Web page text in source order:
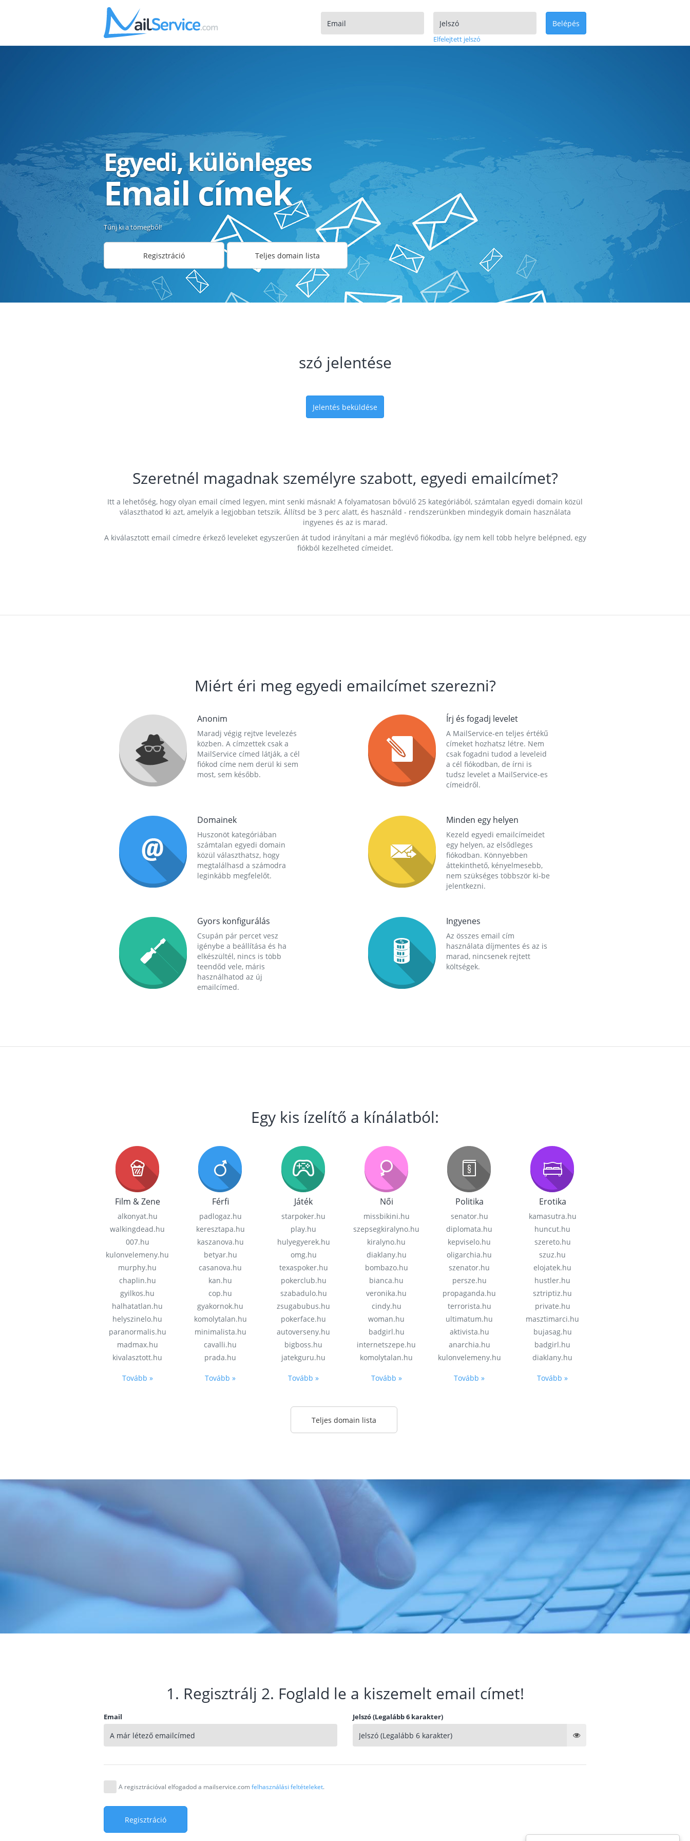
Elfelejtett jelszó
Belépés
Egyedi, különleges
Email címek
Tűnj ki a tömegből!
Regisztráció Teljes domain lista
szó jelentése
Jelentés beküldése
Szeretnél magadnak személyre szabott, egyedi emailcímet?
Itt a lehetőség, hogy olyan email címed legyen, mint senki másnak! A folyamatosan bővülő 25 kategóriából, számtalan egyedi domain közül
választhatod ki azt, amelyik a legjobban tetszik. Állítsd be 3 perc alatt, és használd - rendszerünkben mindegyik domain használata
ingyenes és az is marad.
A kiválasztott email címedre érkező leveleket egyszerűen át tudod irányítani a már meglévő fiókodba, így nem kell több helyre belépned, egy
fiókból kezelheted címeidet.
Miért éri meg egyedi emailcímet szerezni?
Anonim
Maradj végig rejtve levelezés
közben. A címzettek csak a
MailService címed látják, a cél
fiókod címe nem derül ki sem
most, sem később.
Írj és fogadj levelet
A MailService-en teljes értékű
címeket hozhatsz létre. Nem
csak fogadni tudod a leveleid
a cél fiókodban, de írni is
tudsz levelet a MailService-es
címeidről.
Domainek
Huszonöt kategóriában
számtalan egyedi domain
közül választhatsz, hogy
megtalálhasd a számodra
leginkább megfelelőt.
Minden egy helyen
Kezeld egyedi emailcímeidet
egy helyen, az elsődleges
fiókodban. Könnyebben
áttekinthető, kényelmesebb,
nem szükséges többször ki-be
jelentkezni.
Gyors konfigurálás
Csupán pár percet vesz
igénybe a beállítása és ha
elkészültél, nincs is több
teendőd vele, máris
használhatod az új
emailcímed.
Ingyenes
Az összes email cím
használata díjmentes és az is
marad, nincsenek rejtett
költségek.
Egy kis ízelítő a kínálatból:
Film & Zene
alkonyat.hu
walkingdead.hu
007.hu
kulonvelemeny.hu
murphy.hu
chaplin.hu
gyilkos.hu
halhatatlan.hu
helyszinelo.hu
paranormalis.hu
madmax.hu
kivalasztott.hu
Tovább »
Férfi
padlogaz.hu
keresztapa.hu
kaszanova.hu
betyar.hu
casanova.hu
kan.hu
cop.hu
gyakornok.hu
komolytalan.hu
minimalista.hu
cavalli.hu
prada.hu
Tovább »
Játék
starpoker.hu
play.hu
hulyegyerek.hu
omg.hu
texaspoker.hu
pokerclub.hu
szabadulo.hu
zsugabubus.hu
pokerface.hu
autoverseny.hu
bigboss.hu
jatekguru.hu
Tovább »
Női
missbikini.hu
szepsegkiralyno.hu
kiralyno.hu
diaklany.hu
bombazo.hu
bianca.hu
veronika.hu
cindy.hu
woman.hu
badgirl.hu
internetszepe.hu
komolytalan.hu
Tovább »
Politika
senator.hu
diplomata.hu
kepviselo.hu
oligarchia.hu
szenator.hu
persze.hu
propaganda.hu
terrorista.hu
ultimatum.hu
aktivista.hu
anarchia.hu
kulonvelemeny.hu
Tovább »
Erotika
kamasutra.hu
huncut.hu
szereto.hu
szuz.hu
elojatek.hu
hustler.hu
sztriptiz.hu
private.hu
masztimarci.hu
bujasag.hu
badgirl.hu
diaklany.hu
Tovább »
Teljes domain lista
1. Regisztrálj 2. Foglald le a kiszemelt email címet!
Email Jelszó (Legalább 6 karakter)
A regisztrációval elfogadod a mailservice.comfelhasználási feltételeket.
Regisztráció